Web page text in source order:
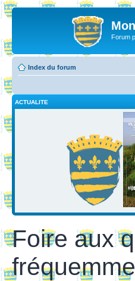
Forum
Index du forum
ACTUALITE
Foire aux